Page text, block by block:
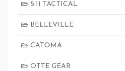
5.11 TACTICAL
BELLEVILLE
CATOMA
OTTE GEAR